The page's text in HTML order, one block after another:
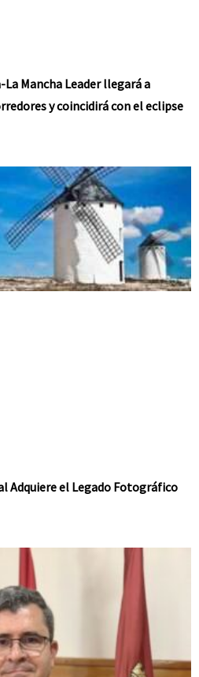
Mancha Leader llegará a
y coincidirá con el eclipse
Adquiere el Legado Fotográfico